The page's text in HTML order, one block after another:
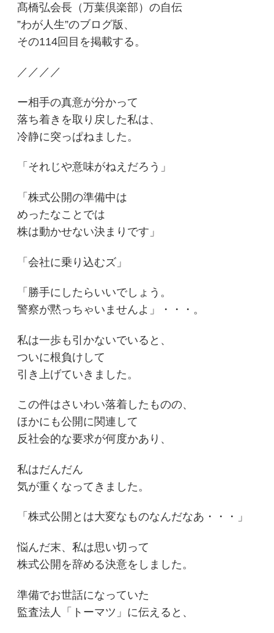
髙橋弘会長（万葉倶楽部）の自伝
”わが人生”のブログ版、
その114回目を掲載する。
／／／／
ー相手の真意が分かって
落ち着きを取り戻した私は、
冷静に突っぱねました。
「それじや意味がねえだろう」
「株式公開の準備中は
めったなことでは
株は動かせない決まりです」
「会社に乗り込むズ」
「勝手にしたらいいでしょう。
警察が黙っちゃいませんよ」・・・。
私は一歩も引かないでいると、
ついに根負けして
引き上げていきました。
この件はさいわい落着したものの、
ほかにも公開に関連して
反社会的な要求が何度かあり、
私はだんだん
気が重くなってきました。
「株式公開とは大変なものなんだなあ・・・」
悩んだ末、私は思い切って
株式公開を辞める決意をしました。
準備でお世話になっていた
監査法人「トーマツ」に伝えると、